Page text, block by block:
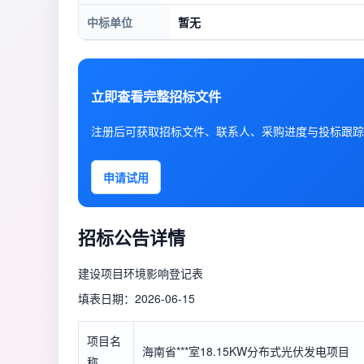
中标单位 暂无
立即查看完整招标文件
注册后可获取招标文件、联系人、采购进度与投标跟
申请试用
招标公告详情
建设项目环境影响登记表
填表日期：2026-06-15
项目名
海南省***室18.15KW分布式光伏发电项目